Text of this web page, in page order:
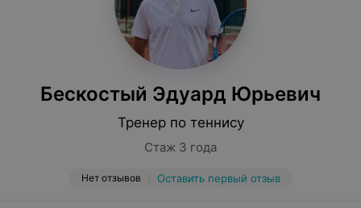
Бескостый Эдуард Юрьевич
Тренер по теннису
Стаж 3 года
Нет отзывов Оставить первый отзыв